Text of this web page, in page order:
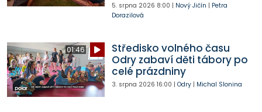
5. srpna 2026 8:00 | Nový Jičín | Petra
Dorazilová
01:46
Středisko volného času
Odry zabaví děti tábory po
celé prázdniny
3. srpna 2026 16:00 | Odry| Michal Slonina